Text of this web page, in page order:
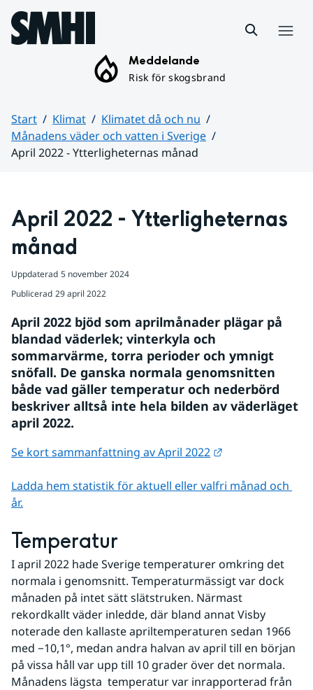
Hoppa till sidans innehåll
Meddelande
Risk för skogsbrand
Start Klimat
Klimatet då och nu
Månadens väder och vatten i Sverige
April 2022 - Ytterligheternas månad
April 2022 - Ytterligheternas
månad
Uppdaterad 5 november 2024
Publicerad 29 april 2022
April 2022 bjöd som aprilmånader plägar på
blandad väderlek; vinterkyla och
sommarvärme, torra perioder och ymnigt
snöfall. De ganska normala genomsnitten
både vad gäller temperatur och nederbörd
beskriver alltså inte hela bilden av väderläget
april 2022.
Se kort sammanfattning av April 2022
Ladda hem statistik för aktuell eller valfri månad och
år.
Temperatur
I april 2022 hade Sverige temperaturer omkring det
normala i genomsnitt. Temperaturmässigt var dock
månaden på intet sätt slätstruken. Närmast
rekordkallt väder inledde, där bland annat Visby
noterade den kallaste apriltemperaturen sedan 1966
med −10,1°, medan andra halvan av april till en början
på vissa håll var upp till 10 grader över det normala.
Månadens lägsta  temperatur var inrapporterad från